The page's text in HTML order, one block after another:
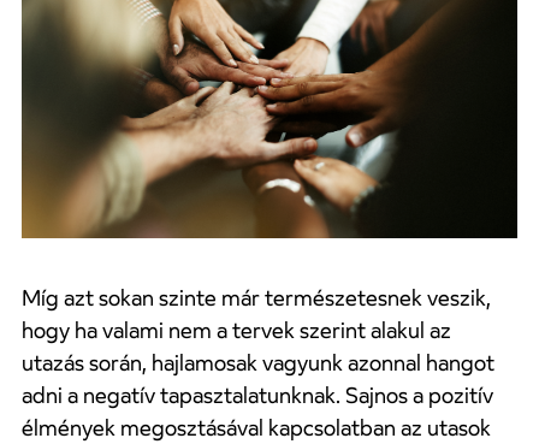
Míg azt sokan szinte már természetesnek veszik,
hogy ha valami nem a tervek szerint alakul az
utazás során, hajlamosak vagyunk azonnal hangot
adni a negatív tapasztalatunknak. Sajnos a pozitív
élmények megosztásával kapcsolatban az utasok